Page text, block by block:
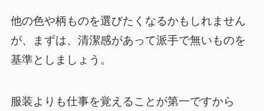
他の色や柄ものを選びたくなるかもしれません
が、まずは、清潔感があって派手で無いものを
基準としましょう。
服装よりも仕事を覚えることが第一ですから